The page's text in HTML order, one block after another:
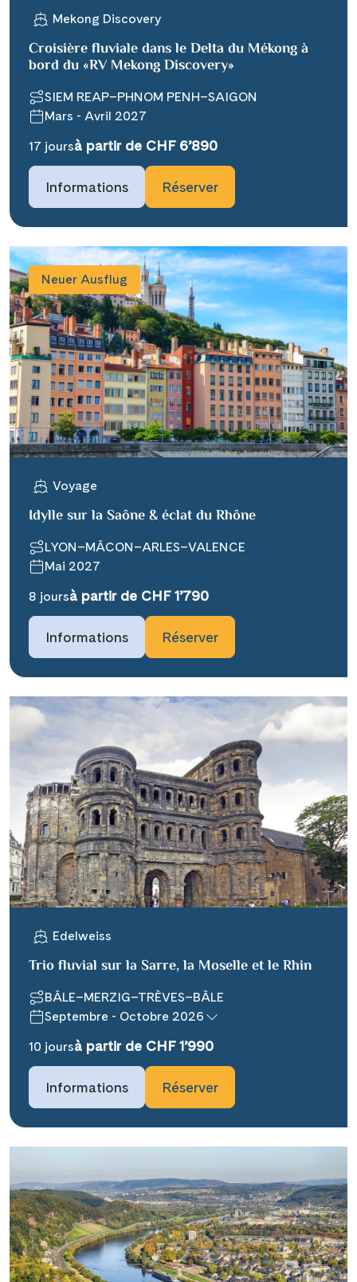
Teile diese Reise
### headline_default does not exist in
object type Ausflug ###
Facebook
Messenger
X
WhatsApp
Telegram
Link kopieren
### beschreibung_headline_default
does not exist in object type Ausflug
###
Mekong Discovery
Croisière fluviale dans le Delta du Mékong à
bord du «RV Mekong Discovery»
SIEM REAP–PHNOM PENH–SAIGON
Mars - Avril 2027
17 joursà partir de CHF 6’890
Informations Réserver
Neuer Ausflug
Voyage
Idylle sur la Saône & éclat du Rhône
LYON–MÂCON–ARLES–VALENCE
Mai 2027
8 joursà partir de CHF 1’790
Informations Réserver
Edelweiss
Trio fluvial sur la Sarre, la Moselle et le Rhin
BÂLE–MERZIG–TRÈVES–BÂLE
Septembre - Octobre 2026
10 joursà partir de CHF 1’990
Informations Réserver